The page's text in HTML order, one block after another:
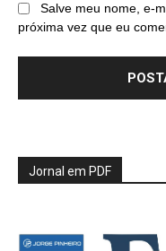
Salve meu nome, e-
próxima vez que eu
Jornal em PDF